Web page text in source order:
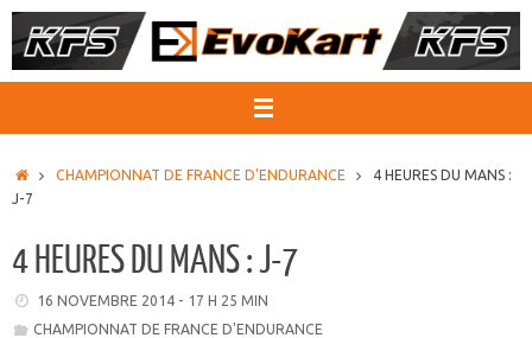
Passer
au
ACCUEIL
CHAMPIONNAT DE FRANCE D'ENDURANCE
4 HEURES DU MANS :
J-7
4 HEURES DU MANS : J-7
16 NOVEMBRE 2014 - 17 H 25 MIN
CHAMPIONNAT DE FRANCE D'ENDURANCE